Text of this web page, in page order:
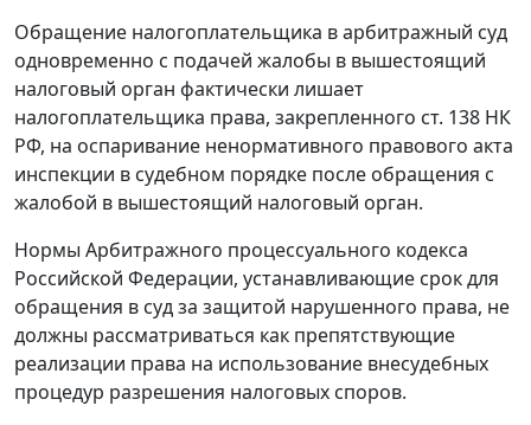
Обращение налогоплательщика в арбитражный суд
одновременно с подачей жалобы в вышестоящий
налоговый орган фактически лишает
налогоплательщика права, закрепленного ст. 138 НК
РФ, на оспаривание ненормативного правового акта
инспекции в судебном порядке после обращения с
жалобой в вышестоящий налоговый орган.
Нормы Арбитражного процессуального кодекса
Российской Федерации, устанавливающие срок для
обращения в суд за защитой нарушенного права, не
должны рассматриваться как препятствующие
реализации права на использование внесудебных
процедур разрешения налоговых споров.